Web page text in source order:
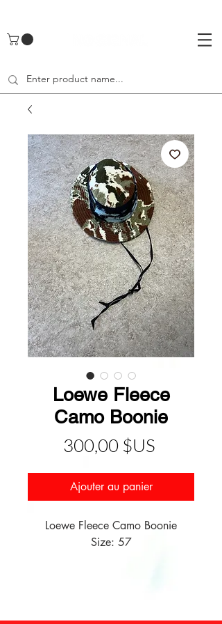
Loewe Fleece
Camo Boonie
300,00 $US
Ajouter au panier
Loewe Fleece Camo Boonie
Size: 57